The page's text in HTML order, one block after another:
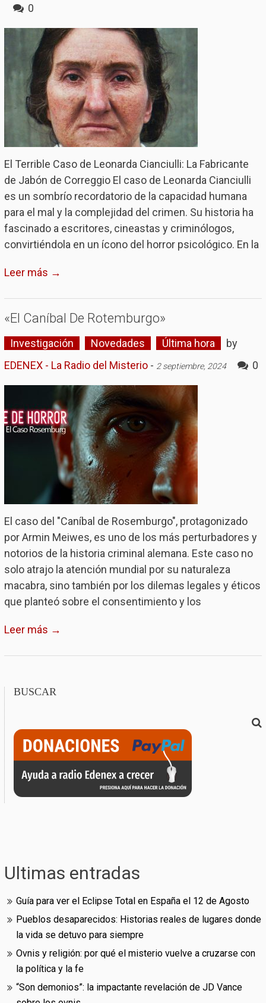
0
El Terrible Caso de Leonarda Cianciulli: La Fabricante
de Jabón de Correggio El caso de Leonarda Cianciulli
es un sombrío recordatorio de la capacidad humana
para el mal y la complejidad del crimen. Su historia ha
fascinado a escritores, cineastas y criminólogos,
convirtiéndola en un ícono del horror psicológico. En la
Leer más →
«El Caníbal De Rotemburgo»
Investigación Novedades Última hora
by
EDENEX - La Radio del Misterio- 2 septiembre, 2024 0
El caso del "Caníbal de Rosemburgo", protagonizado
por Armin Meiwes, es uno de los más perturbadores y
notorios de la historia criminal alemana. Este caso no
solo atrajo la atención mundial por su naturaleza
macabra, sino también por los dilemas legales y éticos
que planteó sobre el consentimiento y los
Leer más →
BUSCAR
Ultimas entradas
Guía para ver el Eclipse Total en España el 12 de Agosto
Pueblos desaparecidos: Historias reales de lugares donde
la vida se detuvo para siempre
Ovnis y religión: por qué el misterio vuelve a cruzarse con
la política y la fe
“Son demonios”: la impactante revelación de JD Vance